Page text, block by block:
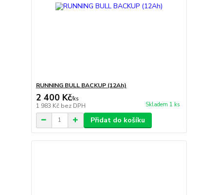
RUNNING BULL BACKUP (12Ah)
2 400 Kč/ks
1 983 Kč bez DPH Skladem 1 ks
Přidat do košíku